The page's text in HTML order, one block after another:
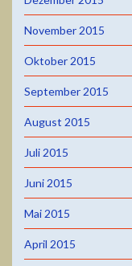
November 2015
Oktober 2015
September 2015
August 2015
Juli 2015
Juni 2015
Mai 2015
April 2015